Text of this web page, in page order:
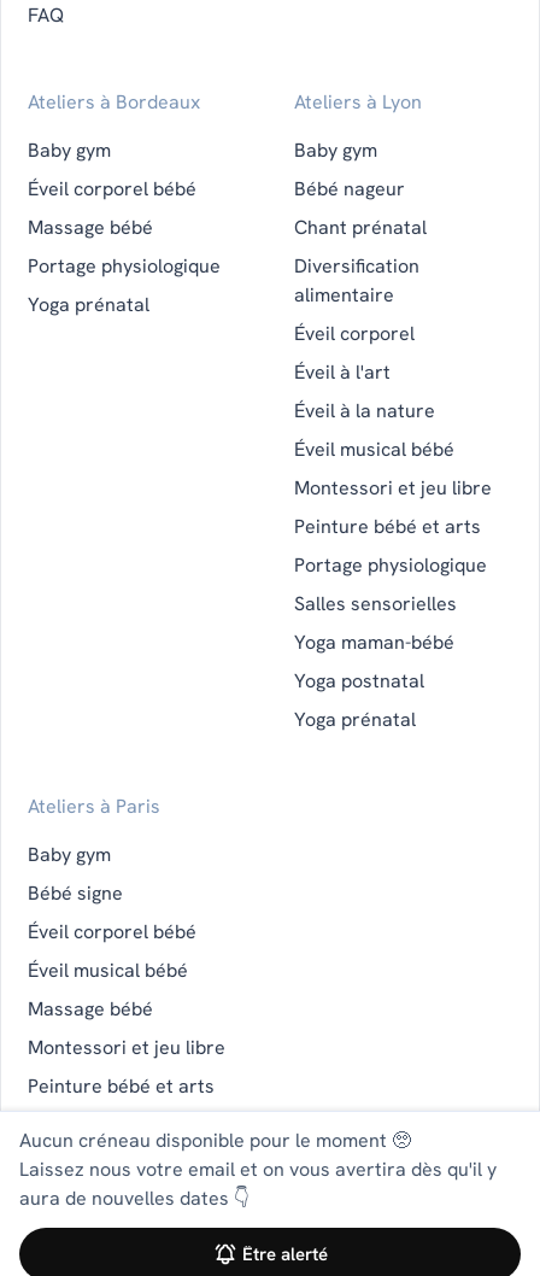
Aucun créneau disponible pour le moment 🥺
Laissez nous votre email et on vous avertira dès qu'il y
aura de nouvelles dates 👇
Être alerté
FAQ
Ateliers à Bordeaux
Baby gym
Éveil corporel bébé
Massage bébé
Portage physiologique
Yoga prénatal
Ateliers à Lyon
Baby gym
Bébé nageur
Chant prénatal
Diversification
alimentaire
Éveil corporel
Éveil à l'art
Éveil à la nature
Éveil musical bébé
Montessori et jeu libre
Peinture bébé et arts
Portage physiologique
Salles sensorielles
Yoga maman-bébé
Yoga postnatal
Yoga prénatal
Ateliers à Paris
Baby gym
Bébé signe
Éveil corporel bébé
Éveil musical bébé
Massage bébé
Montessori et jeu libre
Peinture bébé et arts
2026 izibaby • Mentions légales